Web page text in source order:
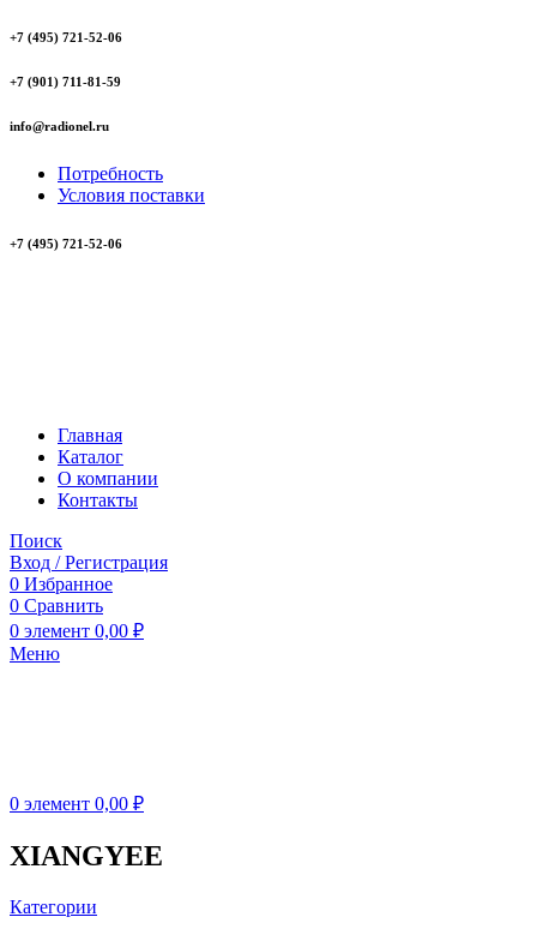
+7 (495) 721-52-06
+7 (901) 711-81-59
info@radionel.ru
Потребность
Условия поставки
+7 (495) 721-52-06
Главная
Каталог
О компании
Контакты
Поиск
Вход / Регистрация
0 Избранное
0 Сравнить
0 элемент 0,00 ₽
Меню
0 элемент 0,00 ₽
XIANGYEE
Категории